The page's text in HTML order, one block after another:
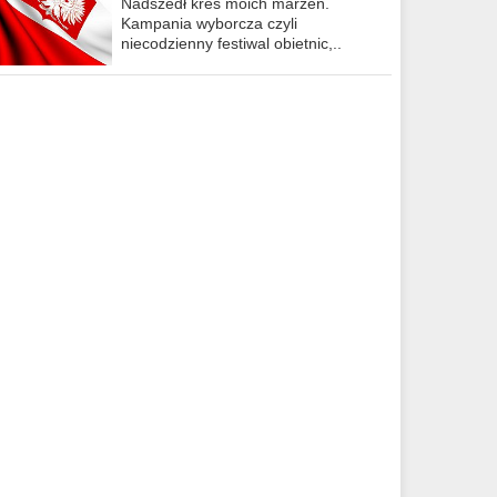
Kampania wyborcza czyli
niecodzienny festiwal obietnic,..